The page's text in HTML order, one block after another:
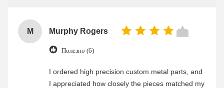
M Murphy Rogers
Полезно (6)
I ordered high precision custom metal parts, and
I appreciated how closely the pieces matched my